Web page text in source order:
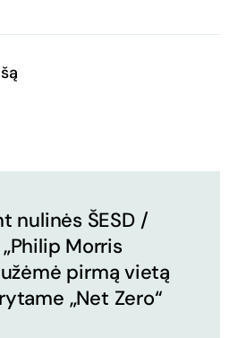
nulinės ŠESD /
Morris
pirmą vietą
„Net Zero“